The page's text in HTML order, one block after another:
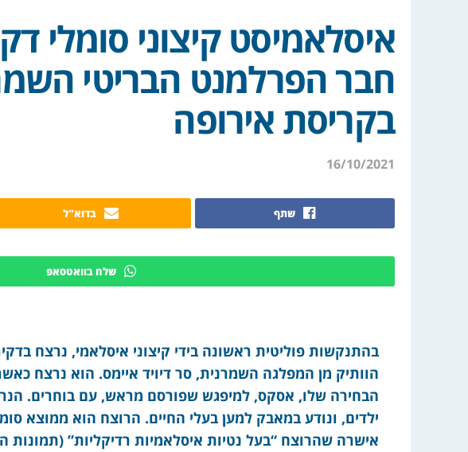
איסלאמיסט קיצוני סומלי
חבר הפרלמנט הבריטי
בקריסת אירופה
16/10/2021
שתף בדוא"ל
שלח בוואטסאפ
בהתנקשות פוליטית ראשונה בידי קיצוני איסלאמי, נרצח
הוותיק מן המפלגה השמרנית, סר דיויד איימס. הוא נרצח
אישרה שהרוצח “בעל נטיות איסלאמיות רדיקליות”